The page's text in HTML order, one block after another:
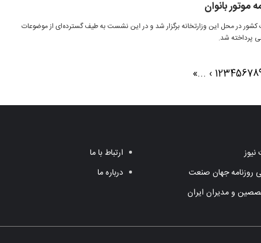
موتور بانوان
در محل این وزارتخانه برگزار شد و در این نشست به طیف گسترده‌ای از موضوعات
پرداخته شد.
12345678
›
...
»
روزنامه جهان صنعت
و مدیران ایران
ارتباط با ما
درباره ما